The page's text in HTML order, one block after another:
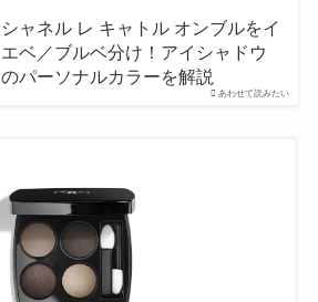
あわせて読みたい
シャネル レ キャトル オンブルをイ
エベ／ブルベ分け！アイシャドウ
のパーソナルカラーを解説